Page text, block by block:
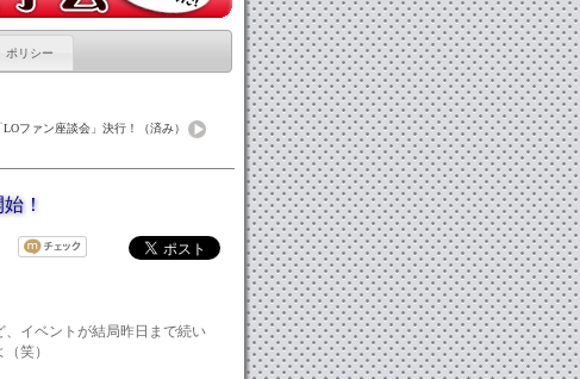
ポリシー
LOファン座談会」決行！（済み）
！
イベントが結局昨日まで続い
笑）